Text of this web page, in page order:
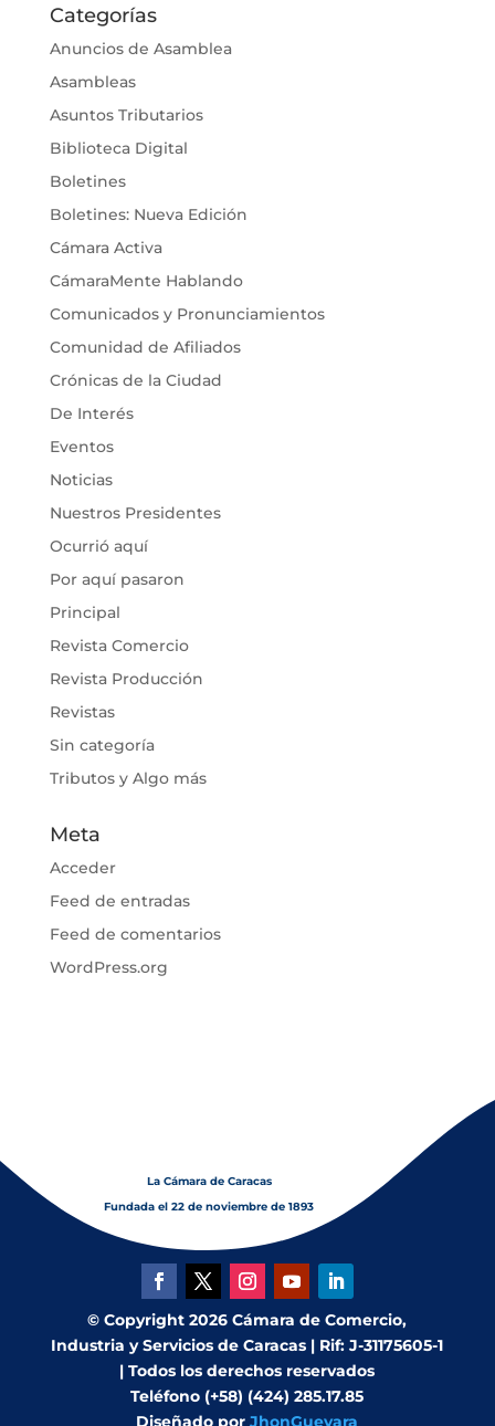
Categorías
Anuncios de Asamblea
Asambleas
Asuntos Tributarios
Biblioteca Digital
Boletines
Boletines: Nueva Edición
Cámara Activa
CámaraMente Hablando
Comunicados y Pronunciamientos
Comunidad de Afiliados
Crónicas de la Ciudad
De Interés
Eventos
Noticias
Nuestros Presidentes
Ocurrió aquí
Por aquí pasaron
Principal
Revista Comercio
Revista Producción
Revistas
Sin categoría
Tributos y Algo más
Meta
Acceder
Feed de entradas
Feed de comentarios
WordPress.org
La Cámara de Caracas
Fundada el 22 de noviembre de 1893
© Copyright 2026 Cámara de Comercio,
Industria y Servicios de Caracas | Rif: J-31175605-1
| Todos los derechos reservados
Teléfono (+58) (424) 285.17.85
Diseñado porJhonGuevara